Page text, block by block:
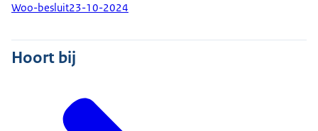
Woo-besluit23-10-2024
Hoort bij